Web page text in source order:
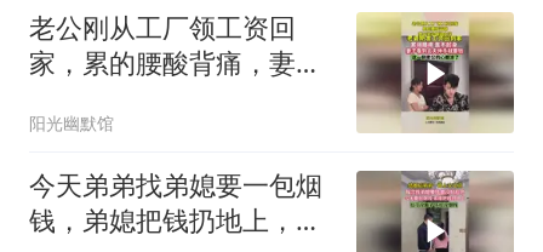
老公刚从工厂领工资回
家，累的腰酸背痛，妻子
阳光幽默馆
今天弟弟找弟媳要一包烟
钱，弟媳把钱扔地上，那